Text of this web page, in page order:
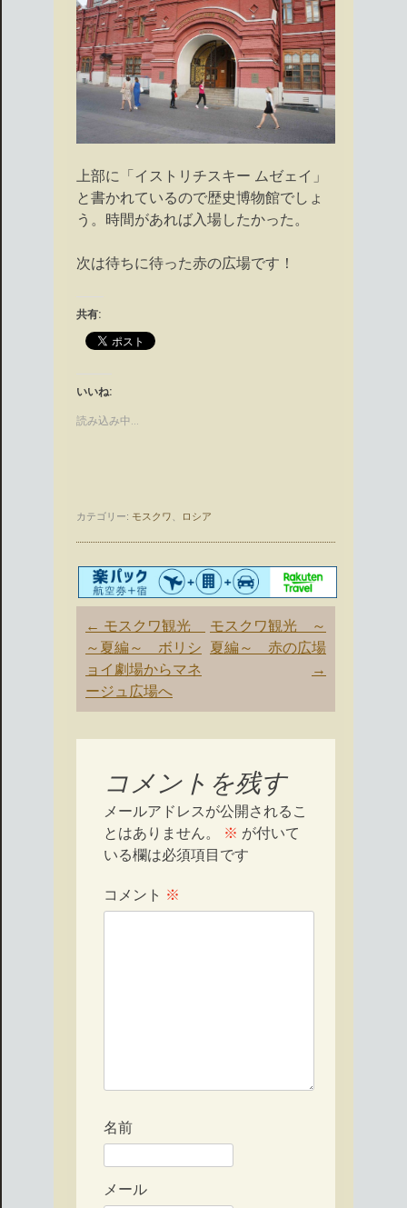
上部に「イストリチスキー ムゼェイ」
と書かれているので歴史博物館でしょ
う。時間があれば入場したかった。
次は待ちに待った赤の広場です！
共有:
いいね:
読み込み中…
カテゴリー: モスクワ ロシア
投
稿
ナ
ビ
ゲ
← モスクワ観光
～夏編～ ボリシ
ョイ劇場からマネ
ージュ広場へ
モスクワ観光 ～
夏編～ 赤の広場
→
コメントを残す
メールアドレスが公開されるこ
とはありません。
※ が付いて
いる欄は必須項目です
コメント ※
名前
メール